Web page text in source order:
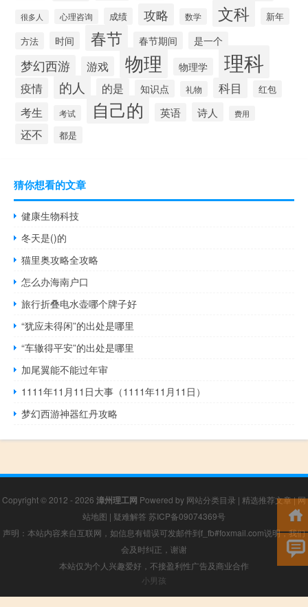
很多人 心理咨询 成绩 攻略 数学 文科
新年
方法
时间 春节 春节期间 是一个
梦幻西游 游戏 物理 物理学 理科
疫情 的人 的是 知识点 礼物 科目 红包
考生 考试 自己的 英语 诗人 费用
还不 都是
猜你想看的文章
健康生物科技
冬天是()的
猫里奥攻略全攻略
怎么办海南户口
旅行折叠电水壶哪个牌子好
“犹应未得闲”的出处是哪里
“车辙得平安”的出处是哪里
加尾翼能不能过年审
1111年11月11日大事（1111年11月11日）
梦幻西游神器红丹攻略
Copyright © 2012 - 2026 漳州理工网 Powered by 网站分类目录 | 精选推荐文章|网
站地图 | 疑难解答 苏ICP备09074369号
声明：本站内容来自互联网，如信息有错误可发邮件到f_fb#foxmail.com说明，我们
会及时纠正，谢谢
本站仅为个人兴趣爱好，不接盈利性广告及商业合作
小男孩